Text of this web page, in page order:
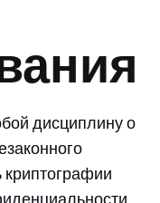
дисциплину о